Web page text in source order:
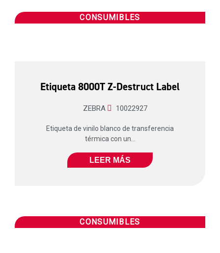
CONSUMIBLES
Etiqueta 8000T Z-Destruct Label
ZEBRA 10022927
Etiqueta de vinilo blanco de transferencia
térmica con un...
LEER MÁS
CONSUMIBLES